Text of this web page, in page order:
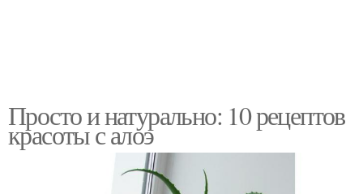
Просто и натурально: 10 рецептов
красоты с алоэ